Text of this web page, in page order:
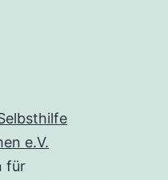
e.V.
für